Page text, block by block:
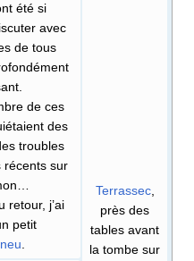
été si
avec
de tous
de ces
des
troubles
récents sur
retour, j’ai
petit
.
Terrassec,
près des
tables avant
la tombe sur